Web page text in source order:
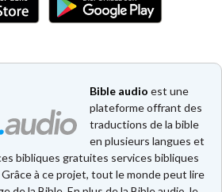
Bible audio est une
plateforme offrant des
traductions de la bible
en plusieurs langues et
bibliques gratuites services bibliques
à ce projet, tout le monde peut lire